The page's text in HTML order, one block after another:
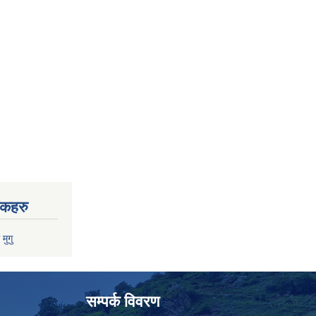
मुगु
सम्पर्क विवरण